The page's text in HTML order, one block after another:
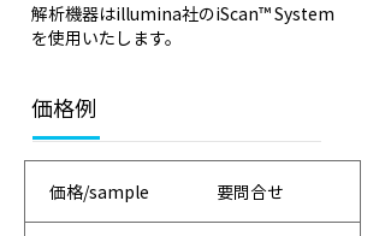
解析機器はillumina社のiScan™ System
を使用いたします。
価格例
価格/sample 要問合せ